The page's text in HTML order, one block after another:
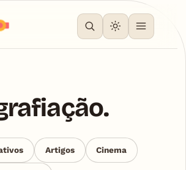
Artigos Cinema